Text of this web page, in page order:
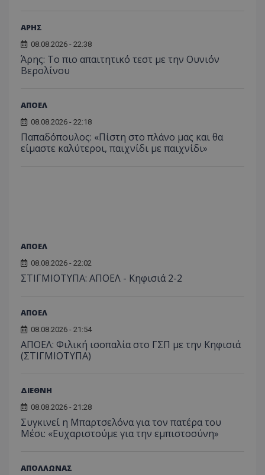
ΑΡΗΣ
08.08.2026 - 22:38
Άρης: Το πιο απαιτητικό τεστ με την Ουνιόν
Βερολίνου
ΑΠΟΕΛ
08.08.2026 - 22:18
Παπαδόπουλος: «Πίστη στο πλάνο μας και θα
είμαστε καλύτεροι, παιχνίδι με παιχνίδι»
ΑΠΟΕΛ
08.08.2026 - 22:02
ΣΤΙΓΜΙΟΤΥΠΑ: ΑΠΟΕΛ - Κηφισιά 2-2
ΑΠΟΕΛ
08.08.2026 - 21:54
ΑΠΟΕΛ: Φιλική ισοπαλία στο ΓΣΠ με την Κηφισιά
(ΣΤΙΓΜΙΟΤΥΠΑ)
ΔΙΕΘΝΗ
08.08.2026 - 21:28
Συγκινεί η Μπαρτσελόνα για τον πατέρα του
Μέσι: «Ευχαριστούμε για την εμπιστοσύνη»
ΑΠΟΛΛΩΝΑΣ